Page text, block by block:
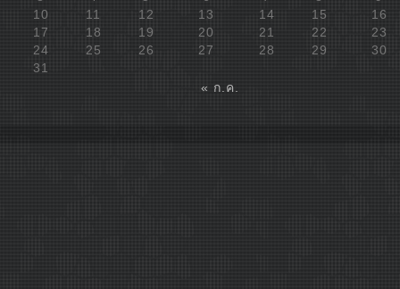
10
11 12 13 14 15
16
17
18 19 20 21 22
23
24
25 26 27 28 29
30
31
« ก.ค.